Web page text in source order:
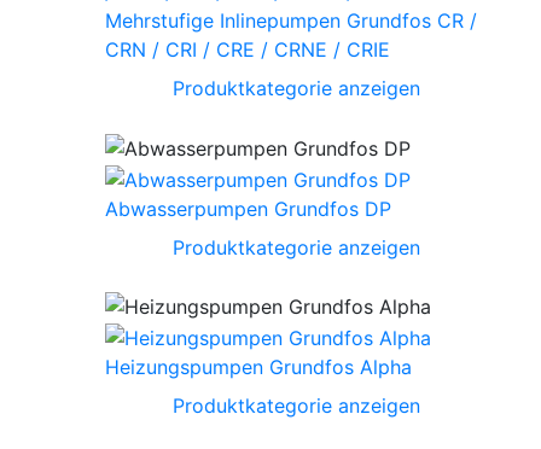
Mehrstufige Inlinepumpen Grundfos CR /
CRN / CRI / CRE / CRNE / CRIE
Produktkategorie anzeigen
Abwasserpumpen Grundfos DP
Produktkategorie anzeigen
Heizungspumpen Grundfos Alpha
Produktkategorie anzeigen